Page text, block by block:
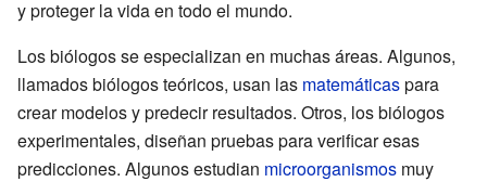
y proteger la vida en todo el mundo.
Los biólogos se especializan en muchas áreas. Algunos,
llamados biólogos teóricos, usan las matemáticaspara
crear modelos y predecir resultados. Otros, los biólogos
experimentales, diseñan pruebas para verificar esas
predicciones. Algunos estudian microorganismos muy